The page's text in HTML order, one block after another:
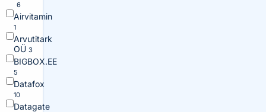
6
Airvitamin
1
Arvutitark
OÜ 3
BIGBOX.EE
5
Datafox
10
Datagate